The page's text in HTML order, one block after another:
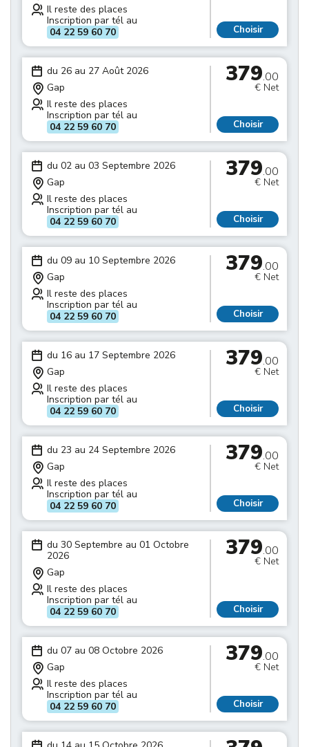
Il reste des places
Inscription par tél au
04 22 59 60 70
Choisir
du 26 au 27 Août 2026
Gap
Il reste des places
Inscription par tél au
04 22 59 60 70
379.00
€ Net
Choisir
du 02 au 03 Septembre 2026
Gap
Il reste des places
Inscription par tél au
04 22 59 60 70
379.00
€ Net
Choisir
du 09 au 10 Septembre 2026
Gap
Il reste des places
Inscription par tél au
04 22 59 60 70
379.00
€ Net
Choisir
du 16 au 17 Septembre 2026
Gap
Il reste des places
Inscription par tél au
04 22 59 60 70
379.00
€ Net
Choisir
du 23 au 24 Septembre 2026
Gap
Il reste des places
Inscription par tél au
04 22 59 60 70
379.00
€ Net
Choisir
du 30 Septembre au 01 Octobre
2026
Gap
Il reste des places
Inscription par tél au
04 22 59 60 70
379.00
€ Net
Choisir
du 07 au 08 Octobre 2026
Gap
Il reste des places
Inscription par tél au
04 22 59 60 70
379.00
€ Net
Choisir